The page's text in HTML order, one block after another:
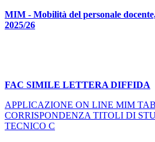
MIM - Mobilità del personale
2025/26
FAC SIMILE LETTERA DIFFIDA
APPLICAZIONE ON LINE MIM
CORRISPONDENZA TITOLI DI
TECNICO C